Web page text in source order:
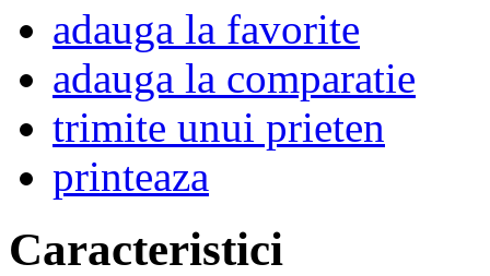
adauga la favorite
adauga la comparatie
trimite unui prieten
printeaza
Caracteristici